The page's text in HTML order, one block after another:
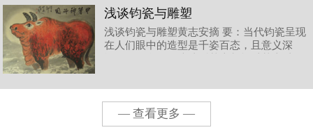
瓷雕塑‚牛‛，豪放自然，犄牛形象特征突
出，生动有力，牛气冲天。表现了‚牛‛朴
实、憨厚、勤劳、奉献的精神内涵。寅虎在
中国几千年的文明史中，虎，威风凛
浅谈钧瓷与雕塑
浅谈钧瓷与雕塑黄志安摘 要：当代钧瓷呈现
在人们眼中的造型是千姿百态，且意义深
生机，尤其是而随着西方雕塑的进入，对现
代钧瓷造型产生了不可估量的影响，在
— 查看更多 —